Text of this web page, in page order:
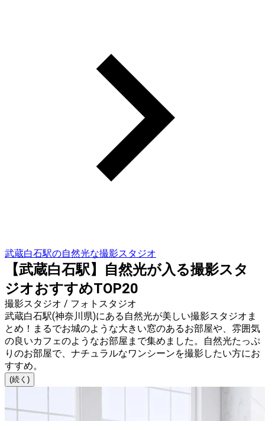
武蔵白石駅の自然光な撮影スタジオ
【武蔵白石駅】自然光が入る撮影スタ
ジオおすすめTOP20
撮影スタジオ / フォトスタジオ
武蔵白石駅(神奈川県)にある自然光が美しい撮影スタジオま
とめ！まるでお城のような大きい窓のあるお部屋や、雰囲気
の良いカフェのようなお部屋まで集めました。自然光たっぷ
りのお部屋で、ナチュラルなワンシーンを撮影したい方にお
すすめ。
(続く)